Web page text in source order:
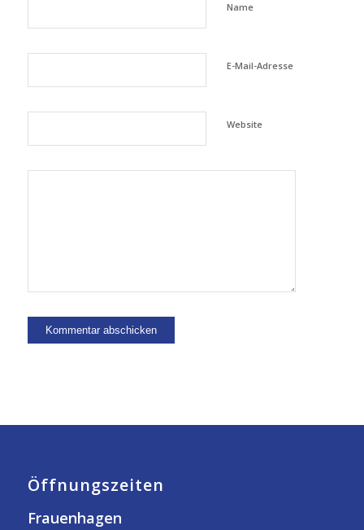
Name
E-Mail-Adresse
Website
Öffnungszeiten
Frauenhagen